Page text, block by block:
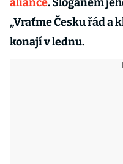
„Vraťme Česku řád a
konají v lednu.